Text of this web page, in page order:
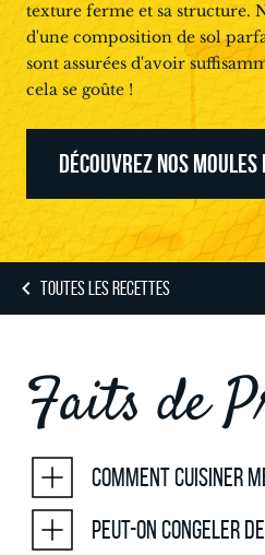
texture ferme et sa structure.
d'une composition de sol
sont assurées d'avoir
cela se goûte !
DÉCOUVREZ NOS
TOUTES LES RECETTES
Faits de
Comment cuisiner
Peut-on congeler